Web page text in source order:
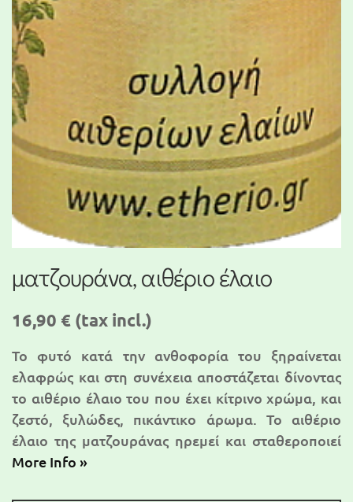
ματζουράνα, αιθέριο έλαιο
16,90 € (tax incl.)
Το φυτό κατά την ανθοφορία του ξηραίνεται
ελαφρώς και στη συνέχεια αποστάζεται δίνοντας
το αιθέριο έλαιο του που έχει κίτρινο χρώμα, και
ζεστό, ξυλώδες, πικάντικο άρωμα. Το αιθέριο
έλαιο της ματζουράνας ηρεμεί και σταθεροποιεί
More Info »